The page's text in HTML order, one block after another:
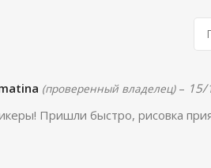
(проверенный владелец) – 15/
Пришли быстро, рисовка